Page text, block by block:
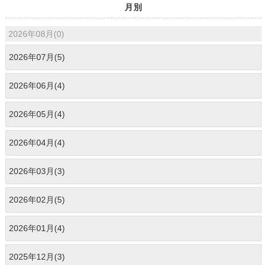
月別
2026年08月(0)
2026年07月(5)
2026年06月(4)
2026年05月(4)
2026年04月(4)
2026年03月(3)
2026年02月(5)
2026年01月(4)
2025年12月(3)